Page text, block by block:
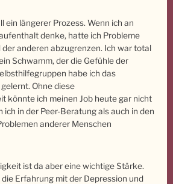
ein längerer Prozess. Wenn ich an
denke, hatte ich Probleme
der anderen abzugrenzen. Ich war total
Schwamm, der die Gefühle der
habe ich das
Ohne diese
könnte ich meinen Job heute gar nicht
ich in der Peer-Beratung als auch in den
anderer Menschen
ist da aber eine wichtige Stärke.
Erfahrung mit der Depression und